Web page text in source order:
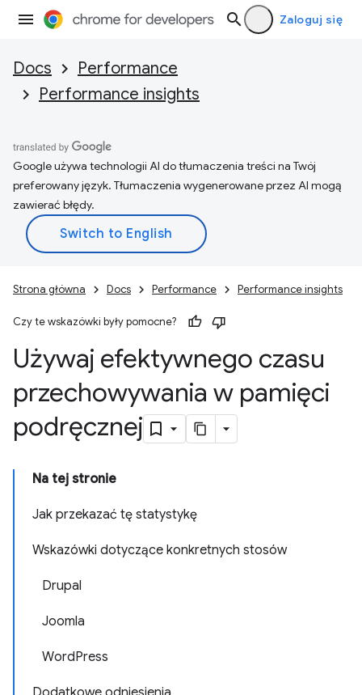
Zaloguj się
Docs
Performance
Performance insights
Google używa technologii AI do tłumaczenia treści na Twój
preferowany język. Tłumaczenia wygenerowane przez AI mogą
zawierać błędy.
Strona główna Docs Performance Performance insights
Czy te wskazówki były pomocne?
Używaj efektywnego czasu
przechowywania w pamięci
podręcznej
Na tej stronie
Jak przekazać tę statystykę
Wskazówki dotyczące konkretnych stosów
Drupal
Joomla
WordPress